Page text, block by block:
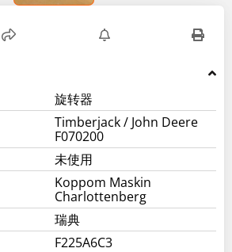
旋转器
Timberjack / John Deere
F070200
未使用
Koppom Maskin
Charlottenberg
瑞典
F225A6C3